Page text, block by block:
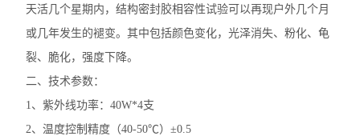
天活几个星期内，结构密封胶相容性试验可以再现户外几个月
或几年发生的褪变。其中包括颜色变化，光泽消失、粉化、龟
裂、脆化，强度下降。
二、技术参数：
1、紫外线功率：40W*4支
2、温度控制精度（40-50℃）±0.5